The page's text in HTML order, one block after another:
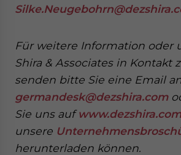
Für weitere Information oder
Shira & Associates in Kontakt
senden bitte Sie eine Email
germandesk@dezshira.com
Sie uns auf
unsere
herunterladen können.